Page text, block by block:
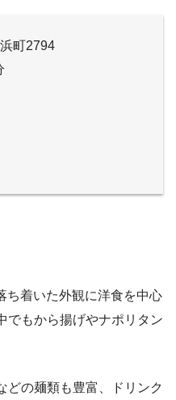
町2794
ち着いた外観に洋食を中心
でもから揚げやナポリタン
どの麺類も豊富、ドリンク